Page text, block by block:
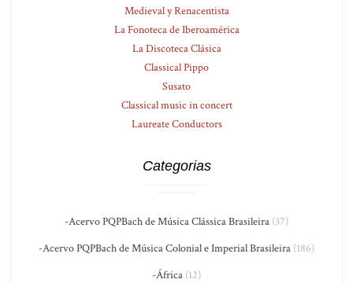
Medieval y Renacentista
La Fonoteca de Iberoamérica
La Discoteca Clásica
Classical Pippo
Susato
Classical music in concert
Laureate Conductors
Categorias
-Acervo PQPBach de Música Clássica Brasileira (37)
-Acervo PQPBach de Música Colonial e Imperial Brasileira (186)
-África (12)